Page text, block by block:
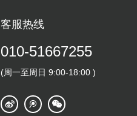
客服热线
010-51667255
(周一至周日 9:00-18:00 )